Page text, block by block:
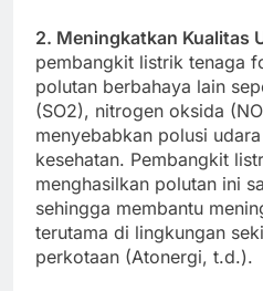
2. Meningkatkan Kualitas
pembangkit listrik tenaga
polutan berbahaya lain
(SO2), nitrogen oksida
menyebabkan polusi
kesehatan. Pembangkit
menghasilkan polutan ini
sehingga membantu
terutama di lingkungan
perkotaan (Atonergi, t.d.).